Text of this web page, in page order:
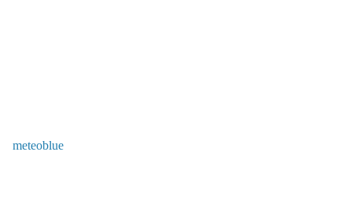
meteoblue